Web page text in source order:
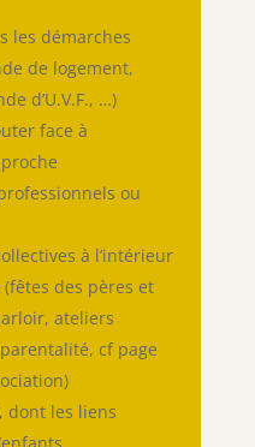
les démarches
de logement,
d’U.V.F., …)
face à
ou
à l’intérieur
des pères et
ateliers
cf page
dont les liens